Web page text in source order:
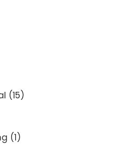
(15)
(1)